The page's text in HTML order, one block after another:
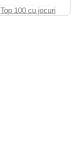
Top 100 cu jocuri